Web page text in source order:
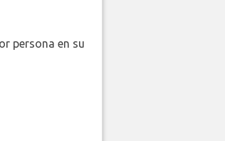
persona en su